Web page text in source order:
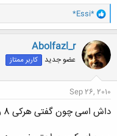
و
ا
ک
ن
ش
ه
ا
*Essi*
Abolfazl_r
عضو جدید کاربر ممتاز
Sep 26, 2010
داش اسی چون گفتی هرکی 8 رو انتخاب کرد جواب بده پست میدم.